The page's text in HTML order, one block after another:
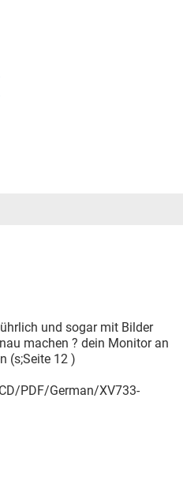
und sogar mit Bilder
machen ? dein Monitor an
(s;Seite 12 )
PDF/German/XV733-